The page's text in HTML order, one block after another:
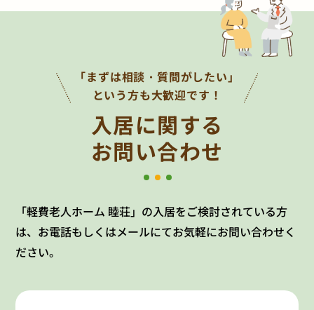
「まずは相談・質問がしたい」
という方も大歓迎です！
入居に関する
お問い合わせ
「軽費老人ホーム 睦荘」の入居をご検討されている方
は、お電話もしくはメールにてお気軽にお問い合わせく
ださい。